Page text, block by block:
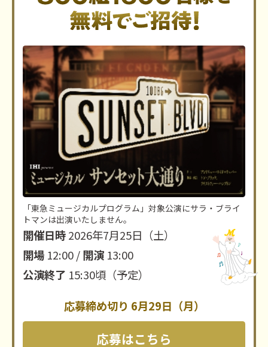
「東急ミュージカルプログラム」対象公演にサラ・ブライ
トマンは出演いたしません。
開催日時2026年7月25日（土）
開場12:00 /開演13:00
公演終了 15:30頃（予定）
応募締め切り 6月29日（月）
応募はこちら